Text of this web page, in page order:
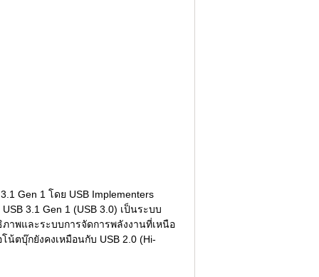
Gen 1 โดย USB Implementers
3.1 Gen 1 (USB 3.0) เป็นระบบ
าพและระบบการจัดการพลังงานที่เหนือ
น้ตบุ๊กยังคงเหมือนกับ USB 2.0 (Hi-